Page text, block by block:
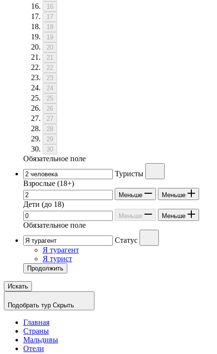
16
17
18
19
20
21
22
23
24
25
26
27
28
29
30
Обязательное поле
Туристы
Взрослые (18+)
Меньше Меньше
Дети (до 18)
Меньше Меньше
Обязательное поле
Статус
Я турагент
Я турист
Продолжить
Искать
Подобрать тур Скрыть
Главная
Страны
Мальдивы
Отели